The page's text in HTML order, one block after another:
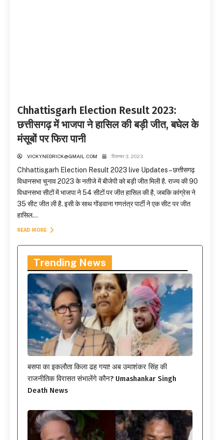
Chhattisgarh Election Result 2023:
छत्तीसगढ़ में भाजपा ने हासिल की बड़ी जीत, बघेल के
मंसूबों पर फिरा पानी
VICKYNEDRICK@GMAIL.COM दिसम्बर 3, 2023
Chhattisgarh Election Result 2023 live Updates – छत्तीसगढ़
विधानसभा चुनाव 2023 के नतीजे में बीजेपी को बड़ी जीत मिली है. राज्य की 90
विधानसभा सीटों में भाजपा ने 54 सीटों पर जीत हासिल की है, जबकि कांग्रेस ने
35 सीट जीत ली है. इसी के साथ गोंडवाना गणतंत्र पार्टी ने एक सीट पर जीत
हासिल...
READ MORE
Trending News
बसपा का इकलौता किला ढह गया! अब उमाशंकर सिंह की
राजनीतिक विरासत संभालेंगे कौन? Umashankar Singh
Death News